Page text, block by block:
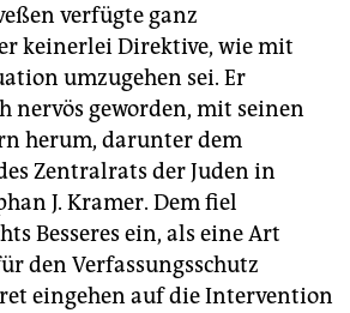
verfügte ganz
keinerlei Direktive, wie mit
umzugehen sei. Er
nervös geworden, mit seinen
herum, darunter dem
Zentralrats der Juden in
J. Kramer. Dem fiel
Besseres ein, als eine Art
den Verfassungsschutz
eingehen auf die Intervention